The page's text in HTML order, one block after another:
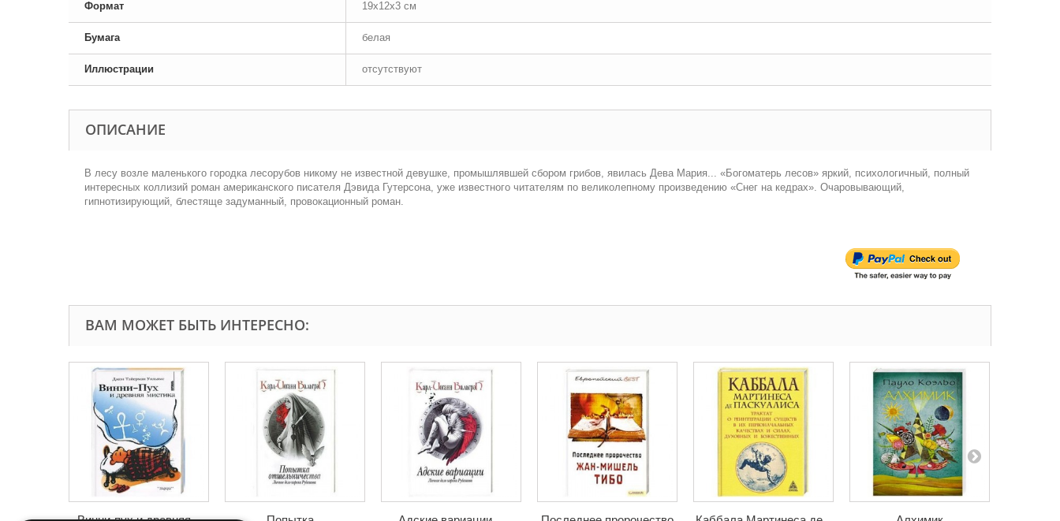
Формат 19x12x3 см
Бумага белая
Иллюстрации отсутствуют
ОПИСАНИЕ
В лесу возле маленького городка лесорубов никому не известной девушке, промышлявшей сбором грибов, явилась Дева Мария... «Богоматерь лесов» яркий, психологичный, полный
интересных коллизий роман американского писателя Дэвида Гутерсона, уже известного читателям по великолепному произведению «Снег на кедрах». Очаровывающий,
гипнотизирующий, блестяще задуманный, провокационный роман.
ВАМ МОЖЕТ БЫТЬ ИНТЕРЕСНО: